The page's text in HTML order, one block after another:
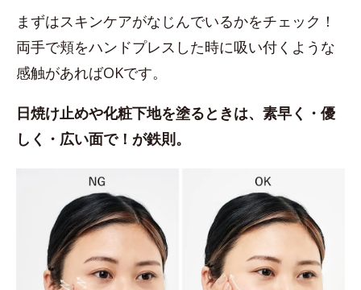
まずはスキンケアがなじんでいるかをチェック！
両手で頬をハンドプレスした時に吸い付くような
感触があればOKです。
日焼け止めや化粧下地を塗るときは、素早く・優
しく・広い面で！が鉄則。